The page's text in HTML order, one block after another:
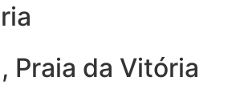
Praia da Vitória